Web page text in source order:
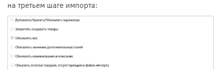
на третьем шаге импорта: